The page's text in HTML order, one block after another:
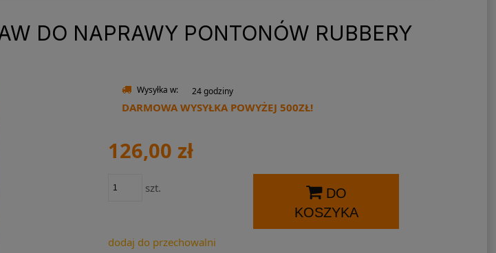
DO NAPRAWY PONTONÓW RUBBERY
Wysyłka w: 24 godziny
DARMOWA WYSYŁKA POWYŻEJ 500ZŁ!
126,00 zł
szt.
DO
KOSZYKA
dodaj do przechowalni